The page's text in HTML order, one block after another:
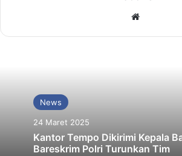
News
24 Maret 2025
Kantor Tempo Dikirimi Kepala
Bareskrim Polri Turunkan Tim